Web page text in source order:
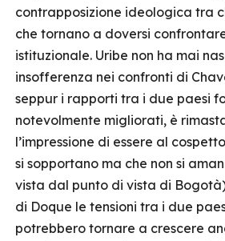
contrapposizione ideologica tra
che tornano a doversi
istituzionale. Uribe non ha mai
insofferenza nei confronti di
seppur i rapporti tra i due paesi
notevolmente migliorati, è
l’impressione di essere al
si sopportano ma che non si
vista dal punto di vista di
di Doque le tensioni tra i due
potrebbero tornare a crescere